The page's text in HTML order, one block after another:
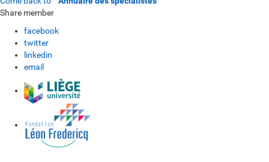
Share member
facebook
twitter
linkedin
email